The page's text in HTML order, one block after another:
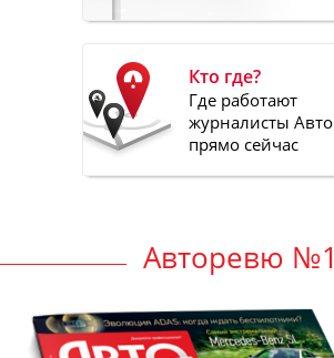
Кто где?
Где работают
журналисты
прямо сейчас
Авторевю